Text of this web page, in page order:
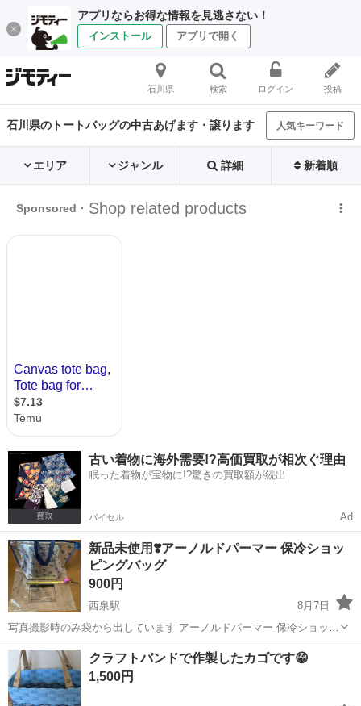
アプリならお得な情報を見逃さない！
インストール アプリで開く
石川県 検索 ログイン 投稿
石川県のトートバッグの中古あげます・譲ります 人気キーワード
エリア ジャンル 詳細 新着順
古い着物に海外需要!?高価買取が相次ぐ理由
眠った着物が宝物に!?驚きの買取額が続出
バイセル Ad
新品未使用❣️アーノルドパーマー 保冷ショッ
ピングバッグ
900円
西泉駅
8月7日
写真撮影時のみ袋から出しています アーノルドパーマー 保冷ショッピ
ングバッグ 材質：本体/アルミ蒸着フィルム、不織布、発泡ポリエチレ
ン 持ち手/ポリプロピレン ファスナー／亜鉛合金 耐荷重：約7kg 注）
値下げ交渉はご遠...
石川 金沢市 西泉駅 バッグ アーノルドパーマー
クラフトバンドで作製したカゴです😁
1,500円